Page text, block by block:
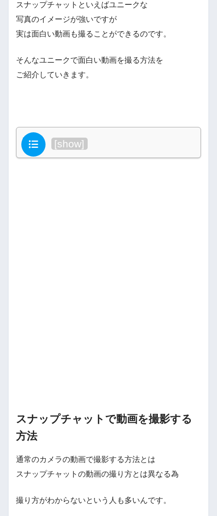
スナップチャットといえばユニークな
写真のイメージが強いですが
実は面白い動画も撮ることができるのです。
そんなユニークで面白い動画を撮る方法を
ご紹介していきます。
目次 [show]
スナップチャットで動画を撮影する
方法
通常のカメラの動画で撮影する方法とは
スナップチャットの動画の撮り方とは異なる為
撮り方がわからないという人も多いんです。